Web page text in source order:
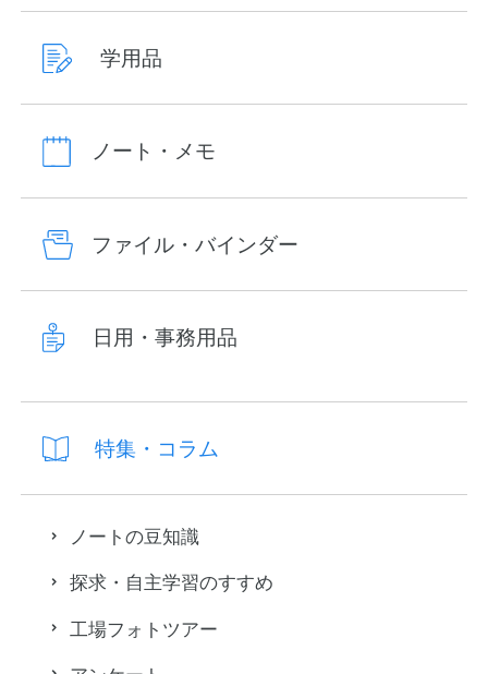
学用品
ノート・メモ
ファイル・バインダー
日用・事務用品
特集・コラム
ノートの豆知識
探求・自主学習のすすめ
工場フォトツアー